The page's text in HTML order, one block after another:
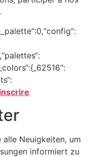
Neuigkeiten, um
informiert zu